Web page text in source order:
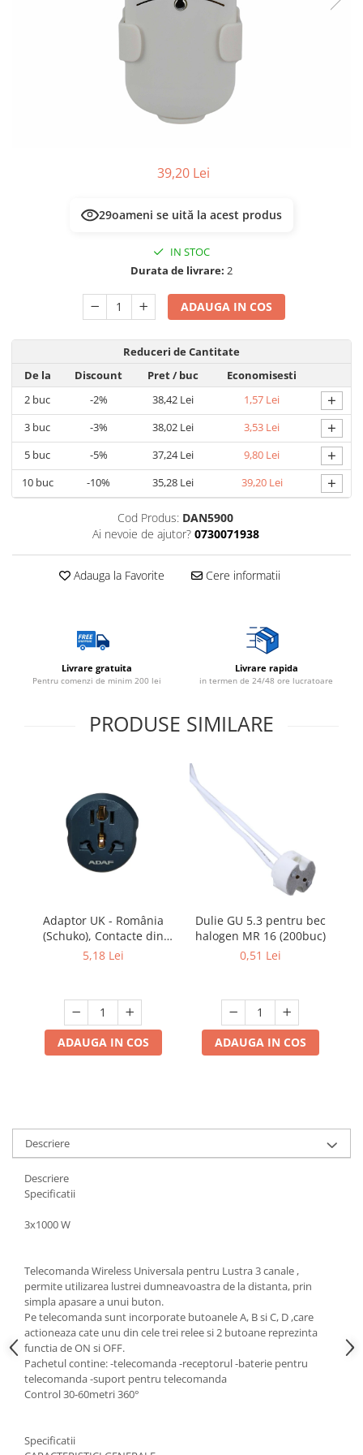
Lampi emergente
Multimetru Digital
Prelungitoare/Derulatoare
39,20 Lei
29oameni se uită la acest produs
IN STOC
Durata de livrare: 2
ADAUGA IN COS
Reduceri de Cantitate
De la
Discount Pret/ buc
Economisesti
2 buc -2% 38,42 Lei 1,57 Lei +
3 buc -3% 38,02 Lei 3,53 Lei +
5 buc -5% 37,24 Lei 9,80 Lei +
10buc -10% 35,28 Lei 39,20 Lei +
Cod Produs: DAN5900
Ai nevoie de ajutor? 0730071938
Adauga la Favorite Cere informatii
Livrare gratuita
Pentru comenzi de minim 200 lei
Livrare rapida
in termen de 24/48 ore lucratoare
PRODUSE SIMILARE
Adaptor UK - România
(Schuko), Contacte din
Cupru, Culoare Gri, ADAF
5,18 Lei
ADAUGA IN COS
Dulie GU 5.3 pentru bec
halogen MR 16 (200buc)
0,51 Lei
ADAUGA IN COS
Descriere
Descriere
Specificatii
3x1000 W
Telecomanda Wireless Universala pentru Lustra 3 canale ,
permite utilizarea lustrei dumneavoastra de la distanta, prin
simpla apasare a unui buton.
Pe telecomanda sunt incorporate butoanele A, B si C, D ,care
actioneaza cate unu din cele trei relee si 2 butoane reprezinta
functia de ON si OFF.
Pachetul contine: -telecomanda -receptorul -baterie pentru
telecomanda -suport pentru telecomanda
Control 30-60metri 360°
Specificatii